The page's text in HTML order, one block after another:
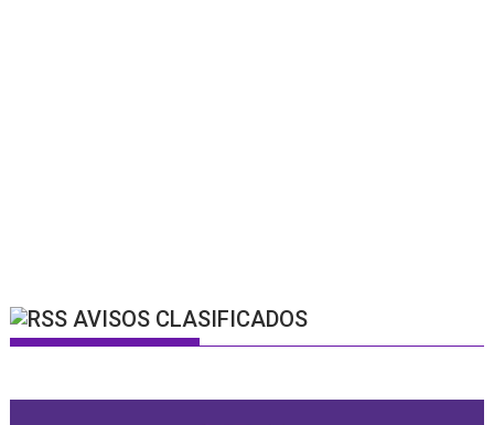
AVISOS CLASIFICADOS